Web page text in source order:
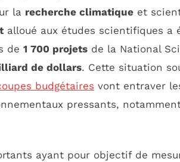
la recherche climatique et
alloué aux études scientifiques a
de 1 700 projets de la National
de dollars. Cette situation
budgétaires vont entraver
pressants,
ayant pour objectif de